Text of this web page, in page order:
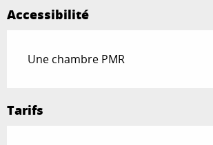
Accessibilité
Une chambre PMR
Tarifs